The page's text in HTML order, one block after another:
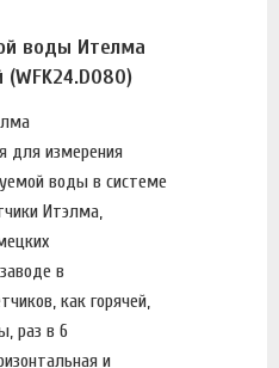
воды Ителма
для измерения
воды в системе
Итэлма,
в
как горячей,
раз в 6
и